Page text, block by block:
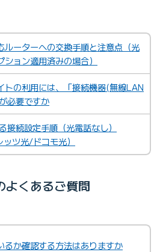
ルーターへの交換手順と注意点（光
ョン適用済みの場合）
トの利用には、「接続機器(無線LAN
必要ですか
接続設定手順（光電話なし）
ツ光/ドコモ光）
よくあるご質問
るか確認する方法はありますか